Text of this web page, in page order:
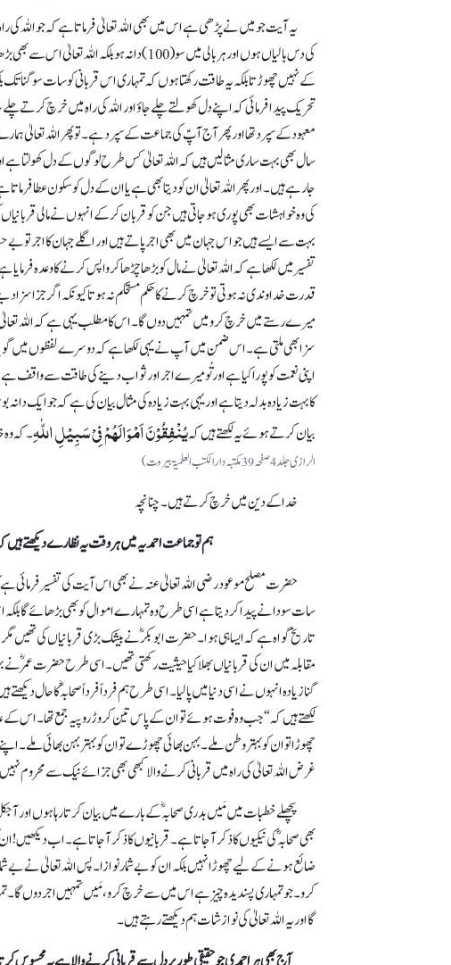
یہ آیت جو میں نے پڑھی ہے اس میں بھی اللہ تعالیٰ فرماتا ہے کہ جو
کی دس بالیاں ہوں اور ہر بالی میں سو (100) دانہ
کے نہیں چھوڑتا بلکہ یہ طاقت رکھتا ہوں کہ تمہاری اس قربانی کو سات سو گنا
تحریک پیدا فرمائی کہ اپنے دل کھولتے چلے جاؤ اور اللہ کی راہ میں خرچ
معہود کے سپرد تھا اور پھر آج آپؑ کی جماعت کے سپرد ہے۔ تو پھر اللہ تعالیٰ
سال بھی بہت ساری مثالیں ہیں کہ اللہ تعالیٰ کس طرح لوگوں کے دل کھولتا ہے
جا رہے ہیں۔اور پھر اللہ تعالیٰ ان کو دیتا بھی ہے یا ان کے دل کو سکون عطا
کی وہ خواہشات بھی پوری ہو جاتی ہیں جن کو قربان کر کے انہوں نے مالی
بہت سے ایسے ہیں جو اس جہان میں بھی اجر پاتے ہیں اور اگلے جہان کا اجر
تفسیر میں لکھا ہے کہ اللہ تعالیٰ نے مال کو بڑھا چڑھا کر واپس کرنے کا وعدہ
قدرت خداوندی نہ ہوتی تو خرچ کرنے کا حکم مستحکم نہ ہوتا کیونکہ اگر جزا سزا
میرے رستے میں خرچ کرو میں تمہیں دوں گا۔اس کا مطلب یہی ہے کہ اللہ تعالیٰ
سزا بھی ملتی ہے۔اس ضمن میں آپ نے یہی لکھا ہے کہ دوسرے لفظوں میں گویا
اپنی نعمت کو پورا کیا ہے اور تُو میرے اجر اور ثواب دینے کی طاقت سے واقف
کا بہت زیادہ بدلہ دیتا ہے اور یہی بہت زیادہ کی مثال بیان کی ہے کہ جو ایک
بیان کرتے ہوئے یہ لکھتے ہیں کہیُنۡفِقُوۡنَ اَمۡوَالَہُمۡ فِیۡ سَبِیۡلِ اللّٰہِ۔کہ وہ
الرازی جلد4 صفحہ39 مکتبہ دارالکتب العلمیۃ بیروت)
خدا کے دین میں خرچ کرتے ہیں۔ چنانچہ
ہم تو جماعت احمدیہ میں ہر وقت یہ نظارے دیکھتے
حضرت مصلح موعود رضی اللہ تعالیٰ عنہ نے بھی اس آیت کی تفسیر فرمائی
سات سو دانے پیدا کردیتا ہے اسی طرح وہ تمہارے اموال کو بھی بڑھائے گا
تاریخ گواہ ہے کہ ایسا ہی ہوا۔ حضرت ابوبکر ؓ نے بیشک بڑی قربانیاں کی تھیں
مقابلہ میں ان کی قربانیاں بھلا کیا حیثیت رکھتی تھیں۔ اسی طرح حضرت عمرؓ
گنا زیادہ انہوں نے اسی دنیا میں پا لیا۔ اسی طرح ہم فرداً فرداً صحابہؓ کا حال
لکھتے ہیں کہ“ جب وہ فوت ہوئے تو ان کے پاس تین کروڑ روپیہ جمع تھا۔اس
چھوڑا تو ان کو بہتر وطن ملے۔ بہن بھائی چھوڑے تو ان کو بہتر بہن بھائی ملے۔
غرض اللہ تعالیٰ کی راہ میں قربانی کرنے والا کبھی بھی جزائے نیک سے محروم نہیں
پچھلے خطبات میں مَیں بدری صحابہؓ کے بارے میں بیان کرتا رہا ہوں
بھی صحابہ ؓکی نیکیوں کا ذکر آجاتا ہے۔ قربانیوں کا ذکر آ جاتا ہے۔ اب دیکھیں !ان
ضائع ہونے کے لیے چھوڑانہیں بلکہ ان کو بےشمار نوازا۔ پس اللہ تعالیٰ نے
کرو۔ جو تمہاری پسندیدہ چیز ہے اس میں سے خرچ کرو، مَیں تمہیں اجر دوں
گا اور یہ اللہ تعالیٰ کی نوازشات ہم دیکھتے رہتے ہیں۔